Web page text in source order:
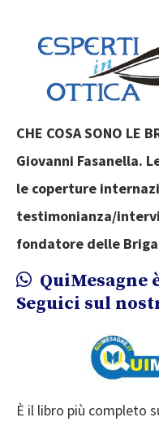
CHE COSA SONO
Giovanni Fasanella.
le coperture
testimonianza/
fondatore delle
QuiMesagne
Seguici sul
È il libro più completo